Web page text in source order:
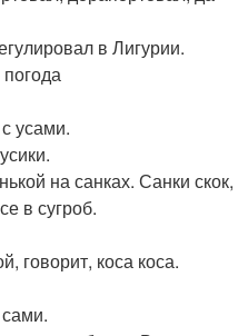
в Лигурии.
усами.
на санках. Санки скок,
в сугроб.
говорит, коса коса.